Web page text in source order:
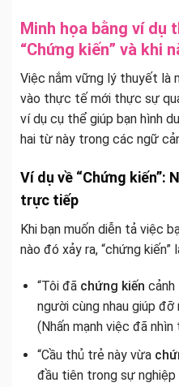
Minh họa bằng ví dụ
“Chứng kiến” và khi
Việc nắm vững lý thuyết là
vào thực tế mới thực sự
ví dụ cụ thể giúp bạn hình
hai từ này trong các ngữ
Ví dụ về “Chứng kiến”:
trực tiếp
Khi bạn muốn diễn tả việc
nào đó xảy ra, “chứng kiến”
“Tôi đã chứng kiến cảnh
người cùng nhau giúp đỡ
(Nhấn mạnh việc đã
“Cầu thủ trẻ này vừa
đầu tiên trong sự